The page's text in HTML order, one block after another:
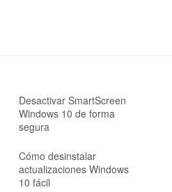
Desactivar SmartScreen
Windows 10 de forma
segura
Cómo desinstalar
actualizaciones Windows
10 fácil